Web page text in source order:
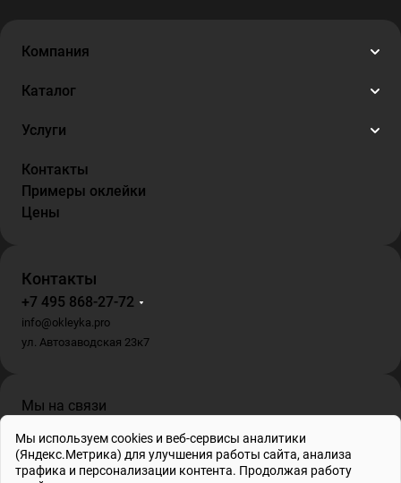
Компания
Каталог
Услуги
Контакты
Примеры оклейки
Цены
Контакты
+7 495 868-27-72
info@okleyka.pro
ул. Автозаводская 23к7
Мы на связи
Мы используем cookies и веб-сервисы аналитики
(Яндекс.Метрика) для улучшения работы сайта, анализа
трафика и персонализации контента. Продолжая работу